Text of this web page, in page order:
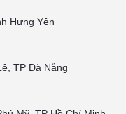
Hưng Yên
TP Đà Nẵng